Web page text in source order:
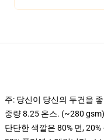
주: 당신이 당신의 두건을
중량 8.25 온스. (~280
단단한 색깔은 80% 면,